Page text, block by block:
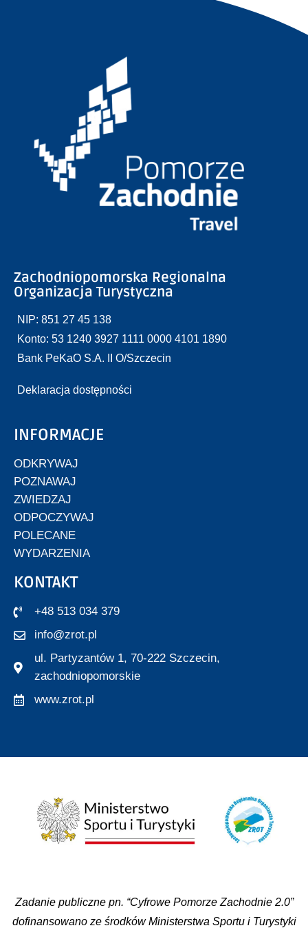
Zachodniopomorska Regionalna
Organizacja Turystyczna
NIP: 851 27 45 138
Konto: 53 1240 3927 1111 0000 4101 1890
Bank PeKaO S.A. II O/Szczecin
Deklaracja dostępności
INFORMACJE
ODKRYWAJ
POZNAWAJ
ZWIEDZAJ
ODPOCZYWAJ
POLECANE
WYDARZENIA
KONTAKT
+48 513 034 379
info@zrot.pl
ul. Partyzantów 1, 70-222 Szczecin,
zachodniopomorskie
www.zrot.pl
Zadanie publiczne pn. “Cyfrowe Pomorze Zachodnie 2.0”
dofinansowano ze środków Ministerstwa Sportu i Turystyki